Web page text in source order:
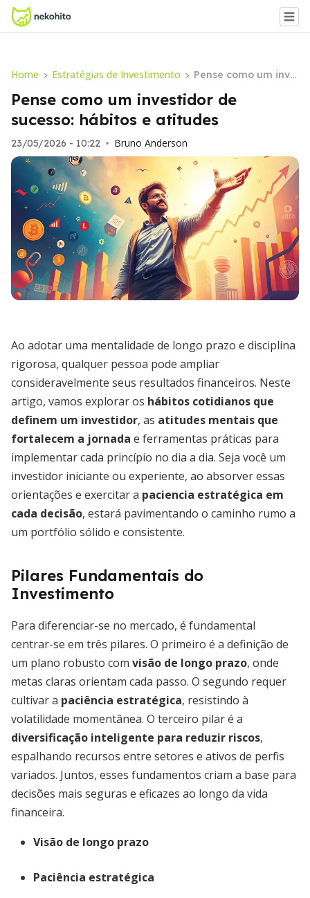
Home > Estratégias de Investimento > Pense como um inve
stidor de sucesso: há
bitos e atitudes
Pense como um investidor de
sucesso: hábitos e atitudes
23/05/2026 - 10:22 • Bruno Anderson
Ao adotar uma mentalidade de longo prazo e disciplina
rigorosa, qualquer pessoa pode ampliar
consideravelmente seus resultados financeiros. Neste
artigo, vamos explorar os hábitos cotidianos que
definem um investidor, as atitudes mentais que
fortalecem a jornada e ferramentas práticas para
implementar cada princípio no dia a dia. Seja você um
investidor iniciante ou experiente, ao absorver essas
orientações e exercitar a paciencia estratégica em
cada decisão, estará pavimentando o caminho rumo a
um portfólio sólido e consistente.
Pilares Fundamentais do
Investimento
Para diferenciar-se no mercado, é fundamental
centrar-se em três pilares. O primeiro é a definição de
um plano robusto com visão de longo prazo, onde
metas claras orientam cada passo. O segundo requer
cultivar a paciência estratégica, resistindo à
volatilidade momentânea. O terceiro pilar é a
diversificação inteligente para reduzir riscos,
espalhando recursos entre setores e ativos de perfis
variados. Juntos, esses fundamentos criam a base para
decisões mais seguras e eficazes ao longo da vida
financeira.
Visão de longo prazo
Paciência estratégica